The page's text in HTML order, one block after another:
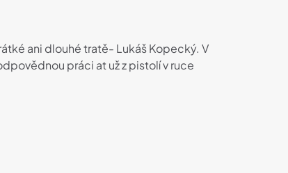
ani dlouhé tratě- Lukáš Kopecký. V
práci at už z pistolí v ruce